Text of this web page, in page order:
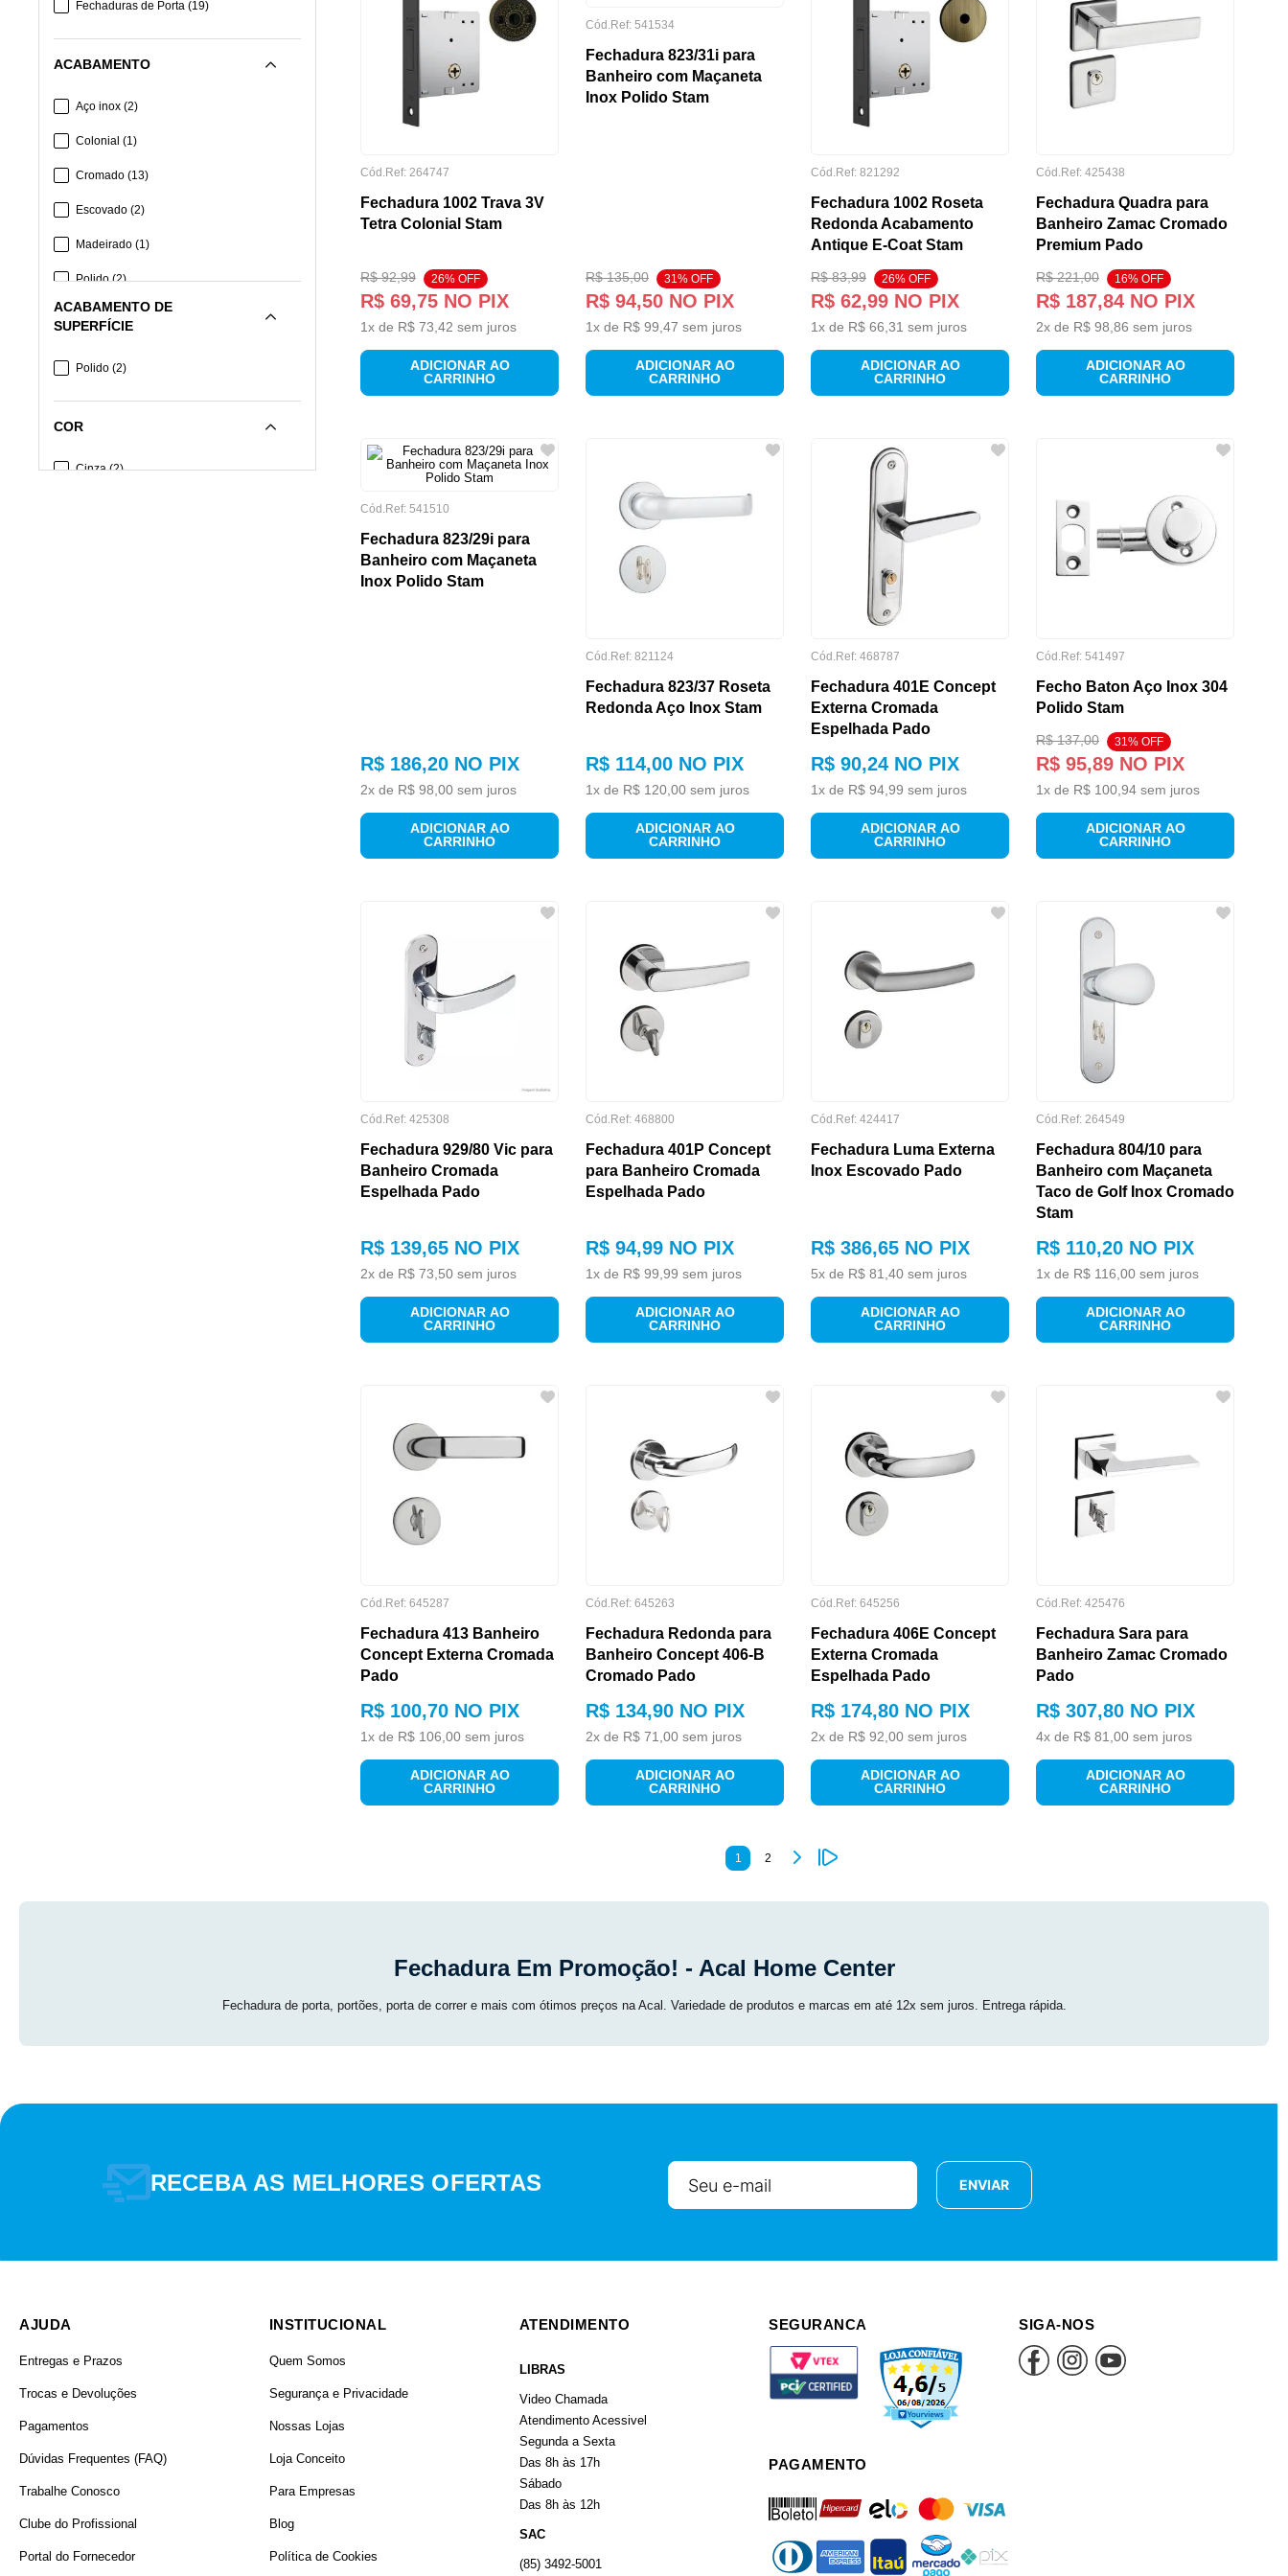
Fechaduras de Porta (19)
ACABAMENTO
Aço inox (2)
Colonial (1)
Cromado (13)
Escovado (2)
Madeirado (1)
Polido (2)
ACABAMENTO DE
SUPERFÍCIE
Polido (2)
COR
Cinza (2)
USO INDICADO
R$ 66,00 R$ 407,00
Cód.Ref: 264747
Fechadura 1002 Trava 3V
Tetra Colonial Stam
R$ 92,99 26% OFF
R$ 69,75 NO PIX
1x de R$ 73 42 sem juros
ADICIONAR AO
CARRINHO
Cód.Ref: 541534
Fechadura 823/31i para
Banheiro com Maçaneta
Inox Polido Stam
R$ 135,00 31% OFF
R$ 94,50 NO PIX
1x de R$ 99 47 sem juros
ADICIONAR AO
CARRINHO
Cód.Ref: 821292
Fechadura 1002 Roseta
Redonda Acabamento
Antique E-Coat Stam
R$ 83,99 26% OFF
R$ 62,99 NO PIX
1x de R$ 66 31 sem juros
ADICIONAR AO
CARRINHO
Cód.Ref: 425438
Fechadura Quadra para
Banheiro Zamac Cromado
Premium Pado
R$ 221,00 16% OFF
R$ 187,84 NO PIX
2x de R$ 98 86 sem juros
ADICIONAR AO
CARRINHO
Cód.Ref: 541510
Fechadura 823/29i para
Banheiro com Maçaneta
Inox Polido Stam
R$ 186,20 NO PIX
2x de R$ 98 00 sem juros
ADICIONAR AO
CARRINHO
Cód.Ref: 821124
Fechadura 823/37 Roseta
Redonda Aço Inox Stam
R$ 114,00 NO PIX
1x de R$ 120 00 sem juros
ADICIONAR AO
CARRINHO
Cód.Ref: 468787
Fechadura 401E Concept
Externa Cromada
Espelhada Pado
R$ 90,24 NO PIX
1x de R$ 94 99 sem juros
ADICIONAR AO
CARRINHO
Cód.Ref: 541497
Fecho Baton Aço Inox 304
Polido Stam
R$ 137,00 31% OFF
R$ 95,89 NO PIX
1x de R$ 100 94 sem juros
ADICIONAR AO
CARRINHO
Cód.Ref: 425308
Fechadura 929/80 Vic para
Banheiro Cromada
Espelhada Pado
R$ 139,65 NO PIX
2x de R$ 73 50 sem juros
ADICIONAR AO
CARRINHO
Cód.Ref: 468800
Fechadura 401P Concept
para Banheiro Cromada
Espelhada Pado
R$ 94,99 NO PIX
1x de R$ 99 99 sem juros
ADICIONAR AO
CARRINHO
Cód.Ref: 424417
Fechadura Luma Externa
Inox Escovado Pado
R$ 386,65 NO PIX
5x de R$ 81 40 sem juros
ADICIONAR AO
CARRINHO
Cód.Ref: 264549
Fechadura 804/10 para
Banheiro com Maçaneta
Taco de Golf Inox Cromado
Stam
R$ 110,20 NO PIX
1x de R$ 116 00 sem juros
ADICIONAR AO
CARRINHO
Cód.Ref: 645287
Fechadura 413 Banheiro
Concept Externa Cromada
Pado
R$ 100,70 NO PIX
1x de R$ 106 00 sem juros
ADICIONAR AO
CARRINHO
Cód.Ref: 645263
Fechadura Redonda para
Banheiro Concept 406-B
Cromado Pado
R$ 134,90 NO PIX
2x de R$ 71 00 sem juros
ADICIONAR AO
CARRINHO
Cód.Ref: 645256
Fechadura 406E Concept
Externa Cromada
Espelhada Pado
R$ 174,80 NO PIX
2x de R$ 92 00 sem juros
ADICIONAR AO
CARRINHO
Cód.Ref: 425476
Fechadura Sara para
Banheiro Zamac Cromado
Pado
R$ 307,80 NO PIX
4x de R$ 81 00 sem juros
ADICIONAR AO
CARRINHO
1 2
Fechadura Em Promoção! - Acal Home Center
Fechadura de porta, portões, porta de correr e mais com ótimos preços na Acal. Variedade de produtos e marcas em até 12x sem juros. Entrega rápida.
RECEBA AS MELHORES OFERTAS ENVIAR
AJUDA
Entregas e Prazos
Trocas e Devoluções
Pagamentos
Dúvidas Frequentes (FAQ)
Trabalhe Conosco
Clube do Profissional
Portal do Fornecedor
INSTITUCIONAL
Quem Somos
Segurança e Privacidade
Nossas Lojas
Loja Conceito
Para Empresas
Blog
Política de Cookies
ATENDIMENTO
LIBRAS
Video Chamada
Atendimento Acessivel
Segunda a Sexta
Das 8h às 17h
Sábado
Das 8h às 12h
SAC
(85) 3492-5001
SEGURANCA
PAGAMENTO
boleto mastercard
diners american itau mercadopago
SIGA-NOS